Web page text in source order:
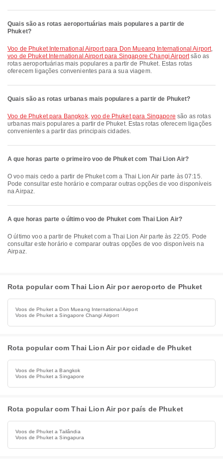
Quais são as rotas aeroportuárias mais populares a partir de
Phuket?
voo de Phuket International Airport para Don Mueang International Airport,
voo de Phuket International Airport para Singapore Changi Airportsão as
rotas aeroportuárias mais populares a partir de Phuket. Estas rotas
oferecem ligações convenientes para a sua viagem.
Quais são as rotas urbanas mais populares a partir de Phuket?
voo de Phuket para Bangkok, voo de Phuket para Singapore são as rotas
urbanas mais populares a partir de Phuket. Estas rotas oferecem ligações
convenientes a partir das principais cidades.
A que horas parte o primeiro voo de Phuket com Thai Lion Air?
O voo mais cedo a partir de Phuket com a Thai Lion Air parte às 07:15.
Pode consultar este horário e comparar outras opções de voo disponíveis
na Airpaz.
A que horas parte o último voo de Phuket com Thai Lion Air?
O último voo a partir de Phuket com a Thai Lion Air parte às 22:05. Pode
consultar este horário e comparar outras opções de voo disponíveis na
Airpaz.
Rota popular com Thai Lion Air por aeroporto de Phuket
Voos de Phuket a Don Mueang International Airport
Voos de Phuket a Singapore Changi Airport
Rota popular com Thai Lion Air por cidade de Phuket
Voos de Phuket a Bangkok
Voos de Phuket a Singapore
Rota popular com Thai Lion Air por país de Phuket
Voos de Phuket a Tailândia
Voos de Phuket a Singapura